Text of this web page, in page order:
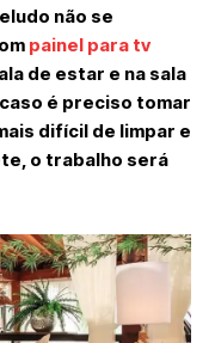
não se
painel para tv
de estar e na sala
é preciso tomar
difícil de limpar e
o trabalho será